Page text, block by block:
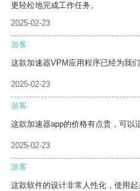
更轻松地完成工作任务。
2025-02-23
游客
这款加速器VPM应用程序已经为我
2025-02-23
游客
这款加速器app的价格有点贵，可以
2025-02-23
游客
这款软件的设计非常人性化，使用起